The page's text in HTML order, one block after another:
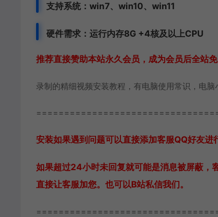
支持系统：win7、win10、win11
硬件需求：运行内存8G +4核及以上CPU
推荐直接赞助本站永久会员，成为会员后全站
录制的精细视频安装教程，有电脑使用常识，电脑
安装如果遇到问题可以直接添加客服QQ好友
如果超过24小时未回复就可能是消息被屏蔽，
直接让客服加您。也可以B站私信我们。